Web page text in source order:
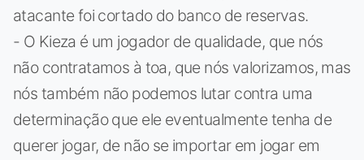
atacante foi cortado do banco de reservas.
- O Kieza é um jogador de qualidade, que nós
não contratamos à toa, que nós valorizamos, mas
nós também não podemos lutar contra uma
determinação que ele eventualmente tenha de
querer jogar, de não se importar em jogar em